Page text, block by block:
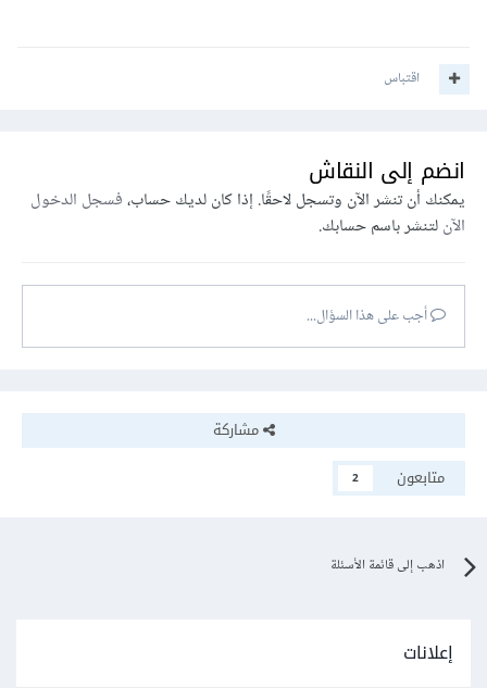
اقتباس
انضم إلى النقاش
يمكنك أن تنشر الآن وتسجل لاحقًا. إذا كان لديك حساب،فسجل الدخول
الآنلتنشر باسم حسابك.
أجب على هذا السؤال...
مشاركة
متابعون
2
اذهب إلى قائمة الأسئلة
إعلانات